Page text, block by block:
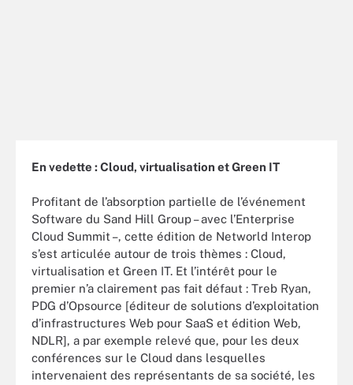
En vedette : Cloud, virtualisation et Green IT
Profitant de l’absorption partielle de l’événement
Software du Sand Hill Group – avec l’Enterprise
Cloud Summit –, cette édition de Networld Interop
s’est articulée autour de trois thèmes : Cloud,
virtualisation et Green IT. Et l’intérêt pour le
premier n’a clairement pas fait défaut : Treb Ryan,
PDG d’Opsource [éditeur de solutions d’exploitation
d’infrastructures Web pour SaaS et édition Web,
NDLR], a par exemple relevé que, pour les deux
conférences sur le Cloud dans lesquelles
intervenaient des représentants de sa société, les